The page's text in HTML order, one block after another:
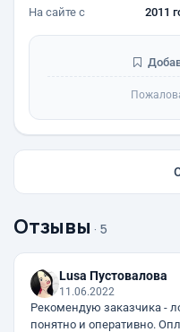
На сайте с
2011
Отзывы · 5
Lusa Пустовалова
11.06.2022
Рекомендую заказчика -
понятно и оперативно.